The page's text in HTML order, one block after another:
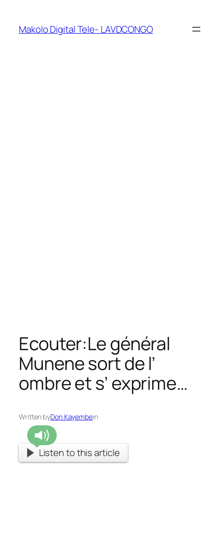
Makolo Digital Tele- LAVDCONGO
Ecouter:Le général
Munene sort de l’
ombre et s’ exprime…
Written byDon Kayembein
Listen to this article